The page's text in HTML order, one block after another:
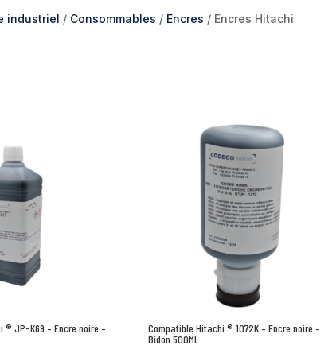
industriel / Consommables / Encres / Encres Hitachi
® JP-K69 – Encre noire –
Compatible Hitachi ® 1072K – Encre noire –
Bidon 500ML